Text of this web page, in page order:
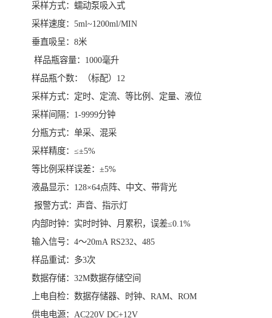
采样方式：蠕动泵吸入式
采样速度：5ml~1200ml/MIN
垂直吸呈：8米
样品瓶容量：1000毫升
样品瓶个数：（标配）12
采样方式：定时、定流、等比例、定量、液位
采样间隔：1-9999分钟
分瓶方式：单采、混采
采样精度：≤±5%
等比例采样误差：±5%
液晶显示：128×64点阵、中文、带背光
报警方式：声音、指示灯
内部时钟：实时时钟、月累积，误差≤0.1%
输入信号：4～20mA RS232、485
样品重试：多3次
数据存储：32M数据存储空间
上电自检：数据存储器、时钟、RAM、ROM
供电电源：AC220V DC+12V